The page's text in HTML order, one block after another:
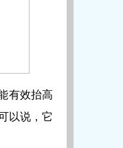
有效抬高
以说，它